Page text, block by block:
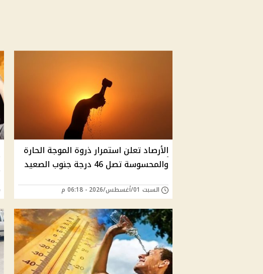
الأرصاد تعلن استمرار ذروة الموجة الحارة
والمحسوسة تصل 46 درجة جنوب الصعيد
السبت 01/أغسطس/2026 - 06:18 م